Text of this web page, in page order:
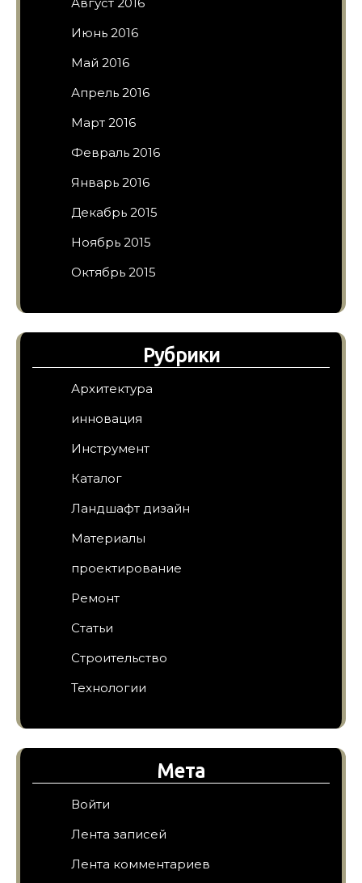
Июнь 2016
Май 2016
Апрель 2016
Март 2016
Февраль 2016
Январь 2016
Декабрь 2015
Ноябрь 2015
Октябрь 2015
Рубрики
Архитектура
инновация
Инструмент
Каталог
Ландшафт дизайн
Материалы
проектирование
Ремонт
Статьи
Строительство
Технологии
Мета
Войти
Лента записей
Лента комментариев